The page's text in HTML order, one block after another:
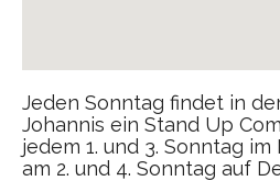
Jeden Sonntag findet in
Johannis ein Stand Up
jedem 1. und 3. Sonntag
am 2. und 4. Sonntag auf